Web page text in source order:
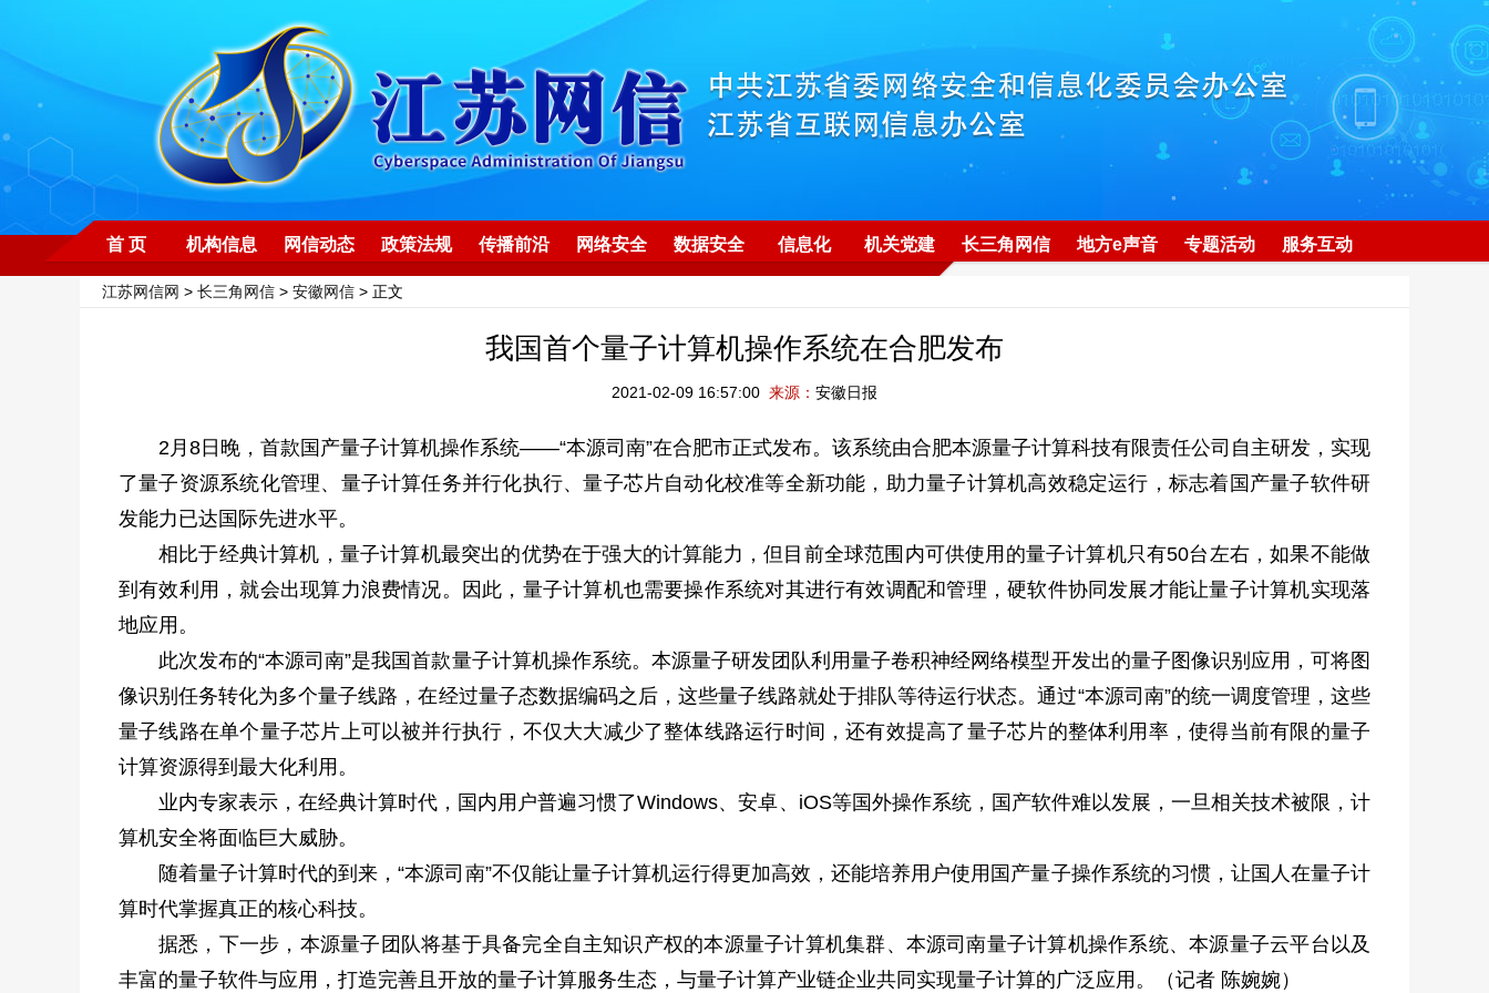
首 页 机构信息 网信动态 政策法规 传播前沿 网络安全 数据安全 信息化 机关党建 长三角网信 地方e声音 专题活动 服务互动
江苏网信网 > 长三角网信 > 安徽网信 > 正文
我国首个量子计算机操作系统在合肥发布
2021-02-09 16:57:00 来源： 安徽日报
2月8日晚，首款国产量子计算机操作系统——“本源司南”在合肥市正式发布。该系统由合肥本源量子计算科技有限责任公司自主研发，实现
了量子资源系统化管理、量子计算任务并行化执行、量子芯片自动化校准等全新功能，助力量子计算机高效稳定运行，标志着国产量子软件研
发能力已达国际先进水平。
相比于经典计算机，量子计算机最突出的优势在于强大的计算能力，但目前全球范围内可供使用的量子计算机只有50台左右，如果不能做
到有效利用，就会出现算力浪费情况。因此，量子计算机也需要操作系统对其进行有效调配和管理，硬软件协同发展才能让量子计算机实现落
地应用。
此次发布的“本源司南”是我国首款量子计算机操作系统。本源量子研发团队利用量子卷积神经网络模型开发出的量子图像识别应用，可将图
像识别任务转化为多个量子线路，在经过量子态数据编码之后，这些量子线路就处于排队等待运行状态。通过“本源司南”的统一调度管理，这些
量子线路在单个量子芯片上可以被并行执行，不仅大大减少了整体线路运行时间，还有效提高了量子芯片的整体利用率，使得当前有限的量子
计算资源得到最大化利用。
业内专家表示，在经典计算时代，国内用户普遍习惯了Windows、安卓、iOS等国外操作系统，国产软件难以发展，一旦相关技术被限，计
算机安全将面临巨大威胁。
随着量子计算时代的到来，“本源司南”不仅能让量子计算机运行得更加高效，还能培养用户使用国产量子操作系统的习惯，让国人在量子计
算时代掌握真正的核心科技。
据悉，下一步，本源量子团队将基于具备完全自主知识产权的本源量子计算机集群、本源司南量子计算机操作系统、本源量子云平台以及
丰富的量子软件与应用，打造完善且开放的量子计算服务生态，与量子计算产业链企业共同实现量子计算的广泛应用。（记者 陈婉婉）